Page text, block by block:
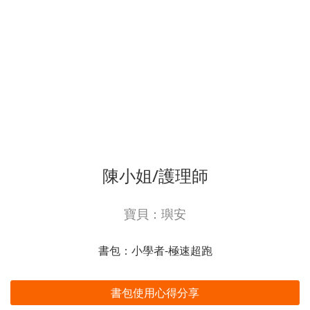
陳小姐/護理師
寶貝：璵安
書包：小學者-極速超跑
書包使用心得分享